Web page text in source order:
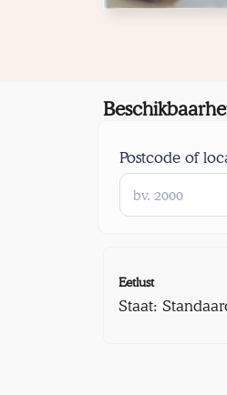
Postcode of
Eetlust
Staat: